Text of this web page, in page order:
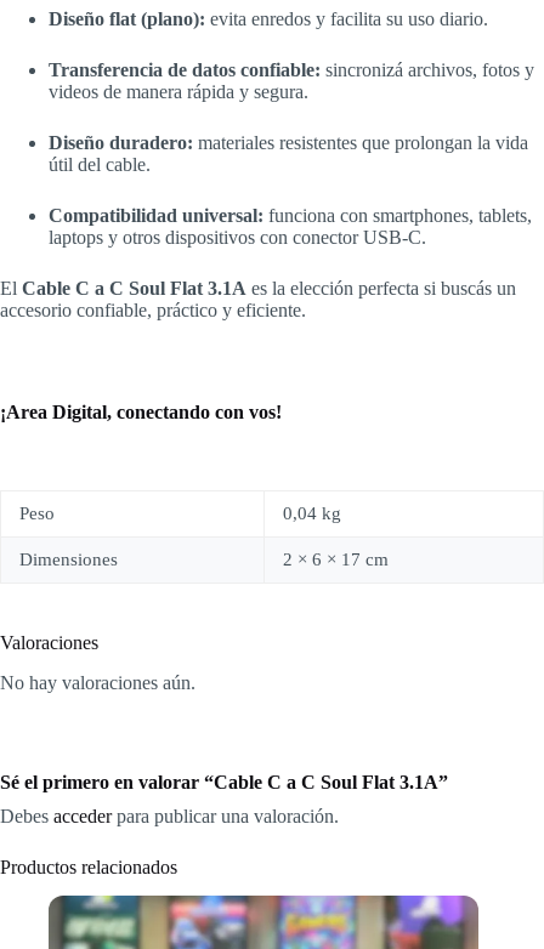
Diseño flat (plano): evita enredos y facilita su uso diario.
Transferencia de datos confiable: sincronizá archivos, fotos y
videos de manera rápida y segura.
Diseño duradero: materiales resistentes que prolongan la vida
útil del cable.
Compatibilidad universal: funciona con smartphones, tablets,
laptops y otros dispositivos con conector USB-C.
El Cable C a C Soul Flat 3.1A es la elección perfecta si buscás un
accesorio confiable, práctico y eficiente.
¡Area Digital, conectando con vos!
Peso 0,04 kg
Dimensiones 2 × 6 × 17 cm
Valoraciones
No hay valoraciones aún.
Sé el primero en valorar “Cable C a C Soul Flat 3.1A”
Debes accederpara publicar una valoración.
Productos relacionados